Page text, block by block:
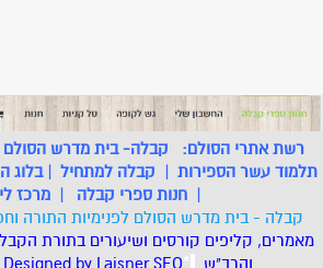
רשת אתרי הסולם: קבלה- בית מדרש הסולם
תלמוד עשר הספירות | קבלה למתחיל |בלוג
| חנות ספרי קבלה | מרכז
קבלה - בית מדרש הסולם לפנימיות התורה
מאמרים, קליפים קורסים ושיעורים בתורת
והרב"ש.
*
Designed by LaisnerSEO